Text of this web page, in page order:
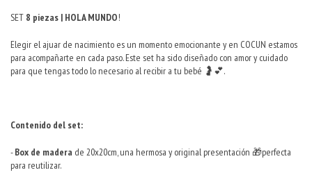
SET 8 piezas | HOLA MUNDO!
Elegir el ajuar de nacimiento es un momento emocionante y en COCUN estamos
para acompañarte en cada paso. Este set ha sido diseñado con amor y cuidado
para que tengas todo lo necesario al recibir a tu bebé 🤰💕.
Contenido del set:
-Box de madera de 20x20cm, una hermosa y original presentación 🎁perfecta
para reutilizar.